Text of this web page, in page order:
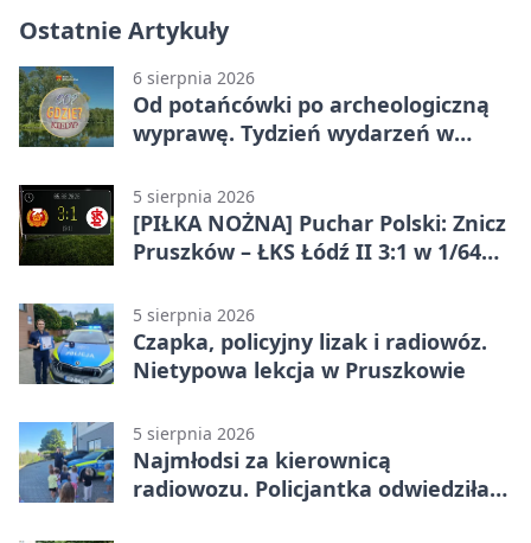
Ostatnie Artykuły
6 sierpnia 2026
Od potańcówki po archeologiczną
wyprawę. Tydzień wydarzeń w
5 sierpnia 2026
[PIŁKA NOŻNA] Puchar Polski: Znicz
Pruszków – ŁKS Łódź II 3:1 w 1/64
5 sierpnia 2026
Czapka, policyjny lizak i radiowóz.
Nietypowa lekcja w Pruszkowie
5 sierpnia 2026
Najmłodsi za kierownicą
radiowozu. Policjantka odwiedziła